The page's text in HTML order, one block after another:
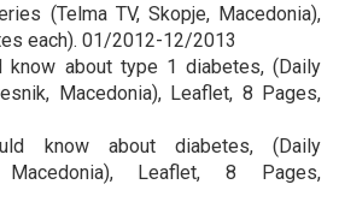
(Telma TV, Skopje, Macedonia),
each). 01/2012-12/2013
know about type 1 diabetes, (Daily
Macedonia), Leaflet, 8 Pages,
know about diabetes, (Daily
Macedonia), Leaflet, 8 Pages,